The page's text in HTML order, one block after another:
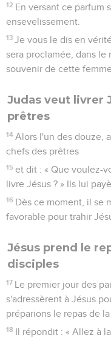
12 En versant ce parfum
ensevelissement.
13 Je vous le dis en
sera proclamée, dans le
souvenir de cette
Judas veut livrer
prêtres
14 Alors l'un des douze,
chefs des prêtres
15 et dit : « Que voulez-
livre Jésus ? » Ils lui
16 Dès ce moment, il se
favorable pour trahir
Jésus prend le
disciples
17 Le premier jour des
s'adressèrent à Jésus
préparions le repas de la
18 Il répondit : « Allez à